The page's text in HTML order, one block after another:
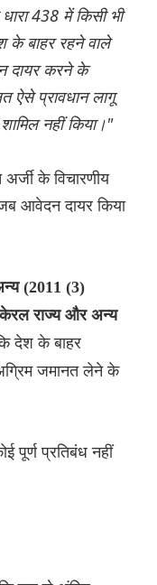
438 में किसी भी
के बाहर रहने वाले
दायर करने के
ऐसे प्रावधान लागू
नहीं किया।"
के विचारणीय
आवेदन दायर किया
(2011 (3)
राज्य और अन्य
देश के बाहर
जमानत लेने के
पूर्ण प्रतिबंध नहीं